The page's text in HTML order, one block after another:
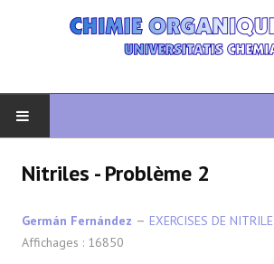
ORGANIQUE AVANCÉ
Nitriles - Problème 2
Germán Fernández
EXERCISES DE NITRILE
Affichages : 16850